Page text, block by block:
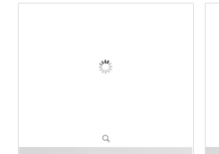
建置 ╱ 軟體設計 程式